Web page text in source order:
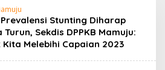
Stunting Diharap
Turun, Sekdis DPPKB Mamuju:
Melebihi Capaian 2023